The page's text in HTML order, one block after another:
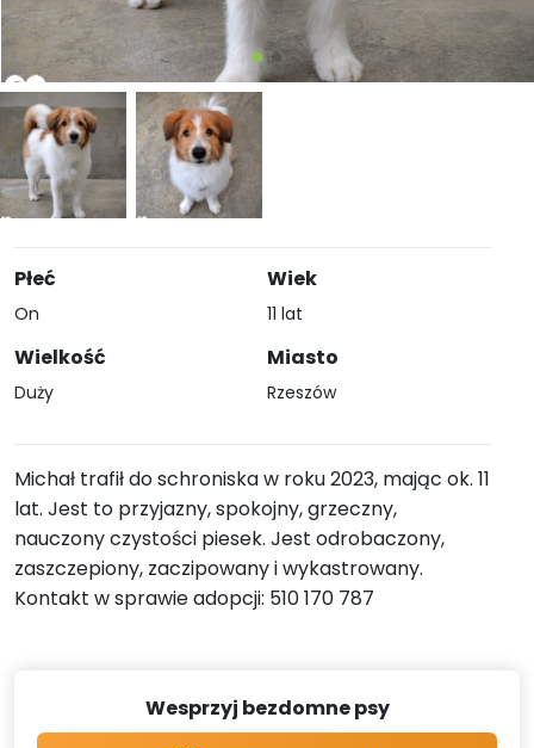
Płeć
On
Wielkość
Duży
Wiek
11 lat
Miasto
Rzeszów
Michał trafił do schroniska w roku 2023, mając ok. 11
lat. Jest to przyjazny, spokojny, grzeczny,
nauczony czystości piesek. Jest odrobaczony,
zaszczepiony, zaczipowany i wykastrowany.
Kontakt w sprawie adopcji: 510 170 787
Wesprzyj bezdomne psy